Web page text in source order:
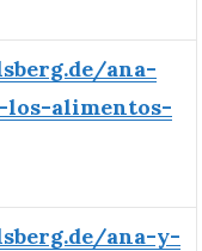
ana-
alimentos-
ana-y-